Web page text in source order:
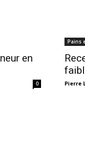
en
0
Pains
Pierre